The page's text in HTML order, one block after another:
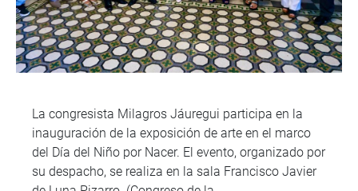
La congresista Milagros Jáuregui participa en la
inauguración de la exposición de arte en el marco
del Día del Niño por Nacer. El evento, organizado por
su despacho, se realiza en la sala Francisco Javier